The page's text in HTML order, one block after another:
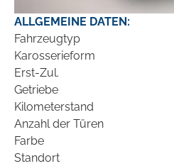
ALLGEMEINE DATEN:
Fahrzeugtyp
Karosserieform
Erst-Zul.
Getriebe
Kilometerstand
Anzahl der Türen
Farbe
Standort